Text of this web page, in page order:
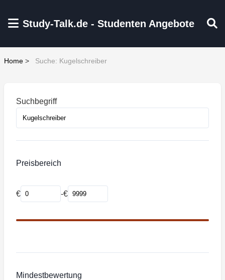
Study-Talk.de - Studenten Angebote
Home > Suche: Kugelschreiber
Suchbegriff
Preisbereich
Mindestpreis
€ -
Maximalpreis
€
Mindestbewertung